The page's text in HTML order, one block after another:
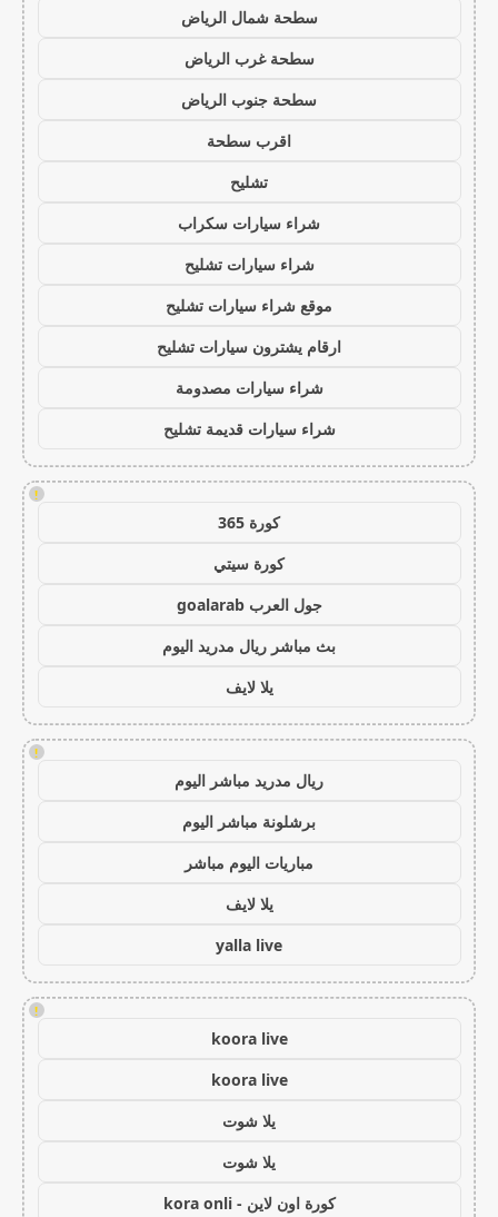
سطحة شمال الرياض
سطحة غرب الرياض
سطحة جنوب الرياض
اقرب سطحة
تشليح
شراء سيارات سكراب
شراء سيارات تشليح
موقع شراء سيارات تشليح
ارقام يشترون سيارات تشليح
شراء سيارات مصدومة
شراء سيارات قديمة تشليح
!
كورة 365
كورة سيتي
جول العرب goalarab
بث مباشر ريال مدريد اليوم
يلا لايف
!
ريال مدريد مباشر اليوم
برشلونة مباشر اليوم
مباريات اليوم مباشر
يلا لايف
yalla live
!
koora live
koora live
يلا شوت
يلا شوت
كورة اون لاين - kora onli